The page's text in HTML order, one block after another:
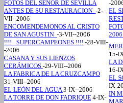
FOTOS DEL SEÑOR DE SEVILLA
ANTES DE SU RESTAURACION -2-
VII--2006
ENCOMENDEMONOS AL CRISTO
DE SAN AGUSTIN -3-VII--2006
-
EL
2006
!!!! SUPERCAMPEONES !!!! -28-VIII-
-2006
CASANA Y SUS LIENZOS
CERÁMICOS -29-VIII--2006
LA FABRICA DE LA CRUZCAMPO
31-VIII--2006
EL LEÓN DEL AGUA3-IX--2006
LA TORRE DE DON FADRIQUE 4-IX-
15-
LA
16-
EL
IX-
IN